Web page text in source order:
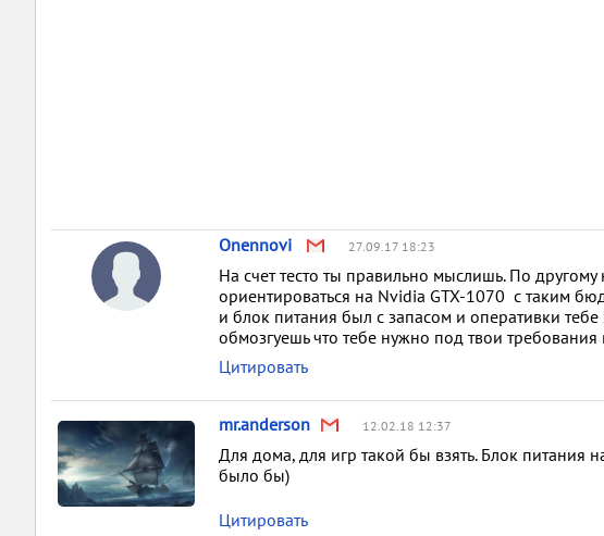
Onennovi 27.09.17 18:23
На счет тесто ты правильно мыслишь. По
ориентироваться на Nvidia GTX-1070 с таким
и блок питания был с запасом и оперативки
обмозгуешь что тебе нужно под твои
Цитировать
mr.anderson 12.02.18 12:37
Для дома, для игр такой бы взять. Блок питания
было бы)
Цитировать